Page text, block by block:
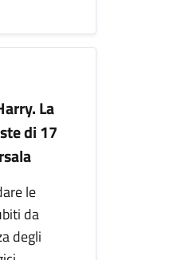
La
di 17
le
da
degli